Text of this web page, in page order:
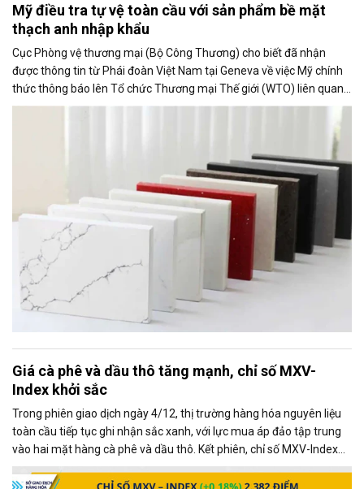
Mỹ điều tra tự vệ toàn cầu với sản phẩm bề mặt
thạch anh nhập khẩu
Cục Phòng vệ thương mại (Bộ Công Thương) cho biết đã nhận
được thông tin từ Phái đoàn Việt Nam tại Geneva về việc Mỹ chính
thức thông báo lên Tổ chức Thương mại Thế giới (WTO) liên quan
đến việc Ủy ban Thương mại Quốc tế Mỹ (USITC) khởi xướng điều
Giá cà phê và dầu thô tăng mạnh, chỉ số MXV-
Index khởi sắc
Trong phiên giao dịch ngày 4/12, thị trường hàng hóa nguyên liệu
toàn cầu tiếp tục ghi nhận sắc xanh, với lực mua áp đảo tập trung
vào hai mặt hàng cà phê và dầu thô. Kết phiên, chỉ số MXV-Index
tăng gần 0,2%, đạt 2.382 điểm, phản ánh xu hướng tích cực chung
của thị trường.